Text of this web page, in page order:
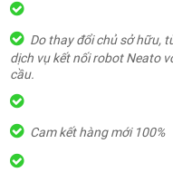
Cam kết hàng mới 100%
Do thay đổi chủ sở hữu,
dịch vụ kết nối robot Neato
cầu.